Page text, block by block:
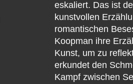
eskaliert. Das ist
kunstvollen
romantischen
Koopman ihre
Kunst, um zu
erkundet den
Kampf zwischen